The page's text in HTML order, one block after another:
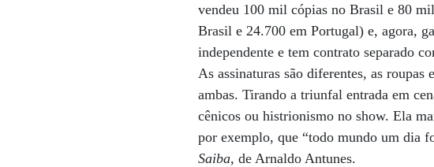
vendeu 100 mil cópias no Brasil e 80
Brasil e 24.700 em Portugal) e, agora,
independente e tem contrato separado
As assinaturas são diferentes, as
ambas. Tirando a triunfal entrada em
cênicos ou histrionismo no show. Ela
por exemplo, que “todo mundo um dia
Saiba, de Arnaldo Antunes.